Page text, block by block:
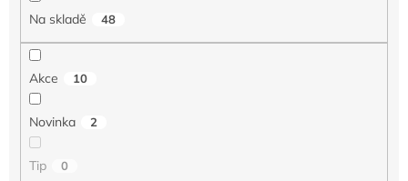
Na skladě 48
Akce 10
Novinka 2
Tip 0